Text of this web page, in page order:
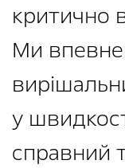
критично
Ми
у
справний